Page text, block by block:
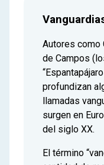
Autores como
de Campos
profundizan
llamadas
surgen en
del siglo XX.
El término